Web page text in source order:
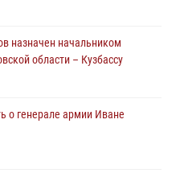
действия и защитили
назначен начальником
области – Кузбассу
о генерале армии Иване